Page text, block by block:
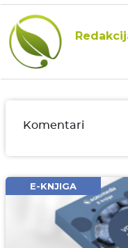
Komentari
Email* obavezno
Komentar*
E-KNJIGA